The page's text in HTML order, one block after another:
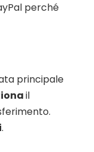
perché
principale
il
.